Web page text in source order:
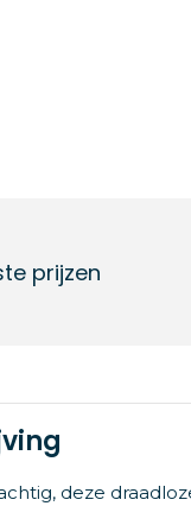
prijzen
deze